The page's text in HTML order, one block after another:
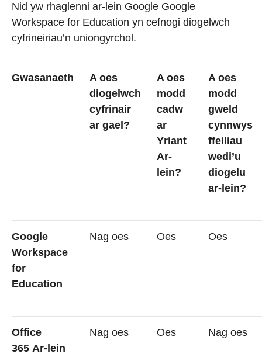
Nid yw rhaglenni ar-lein Google Google
Workspace for Education yn cefnogi diogelwch
cyfrineiriau’n uniongyrchol.
Gwasanaeth
A oes
diogelwch
cyfrinair
ar gael?
A oes
modd
cadw
ar
Yriant
Ar-
lein?
A oes
modd
gweld
cynnwys
ffeiliau
wedi’u
diogelu
ar-lein?
Google
Workspace
for
Education
Nag oes Oes Oes
Office
365 Ar-lein
Nag oes Oes Nag oes